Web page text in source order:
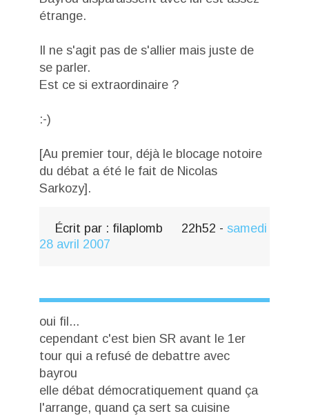
étrange.
Il ne s'agit pas de s'allier mais juste de
se parler.
Est ce si extraordinaire ?
:-)
[Au premier tour, déjà le blocage notoire
du débat a été le fait de Nicolas
Sarkozy].
Écrit par : filaplomb 22h52 - samedi
28 avril 2007
oui fil...
cependant c'est bien SR avant le 1er
tour qui a refusé de debattre avec
bayrou
elle débat démocratiquement quand ça
l'arrange, quand ça sert sa cuisine